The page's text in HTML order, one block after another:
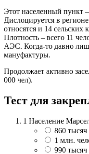
Этот населенный пункт
Дислоцируется в
относятся и 14
Плотность – всего 11
АЭС. Когда-то давно
мануфактуры.
Продолжает активно
000 чел).
Тест для
1 Население
860 тысяч
1 млн.
990 тысяч